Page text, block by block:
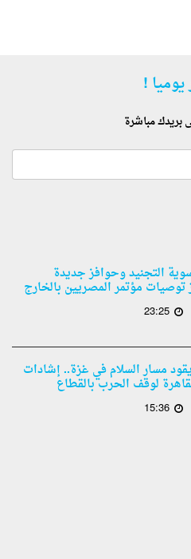
!
بريدك مباشرة
التجنيد وحوافز جديدة
توصيات مؤتمر المصريين بالخارج
23:25
مسار السلام في غزة.. إشادات
لوقف الحرب بالقطاع
15:36